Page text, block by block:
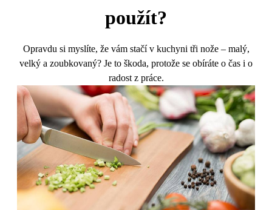
použít?
Opravdu si myslíte, že vám stačí v kuchyni tři nože – malý,
velký a zoubkovaný? Je to škoda, protože se obíráte o čas i o
radost z práce.